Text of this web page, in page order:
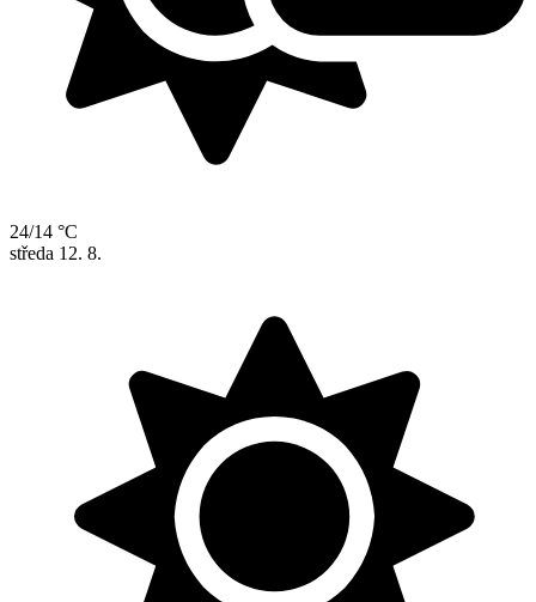
24/14 °C
středa 12. 8.